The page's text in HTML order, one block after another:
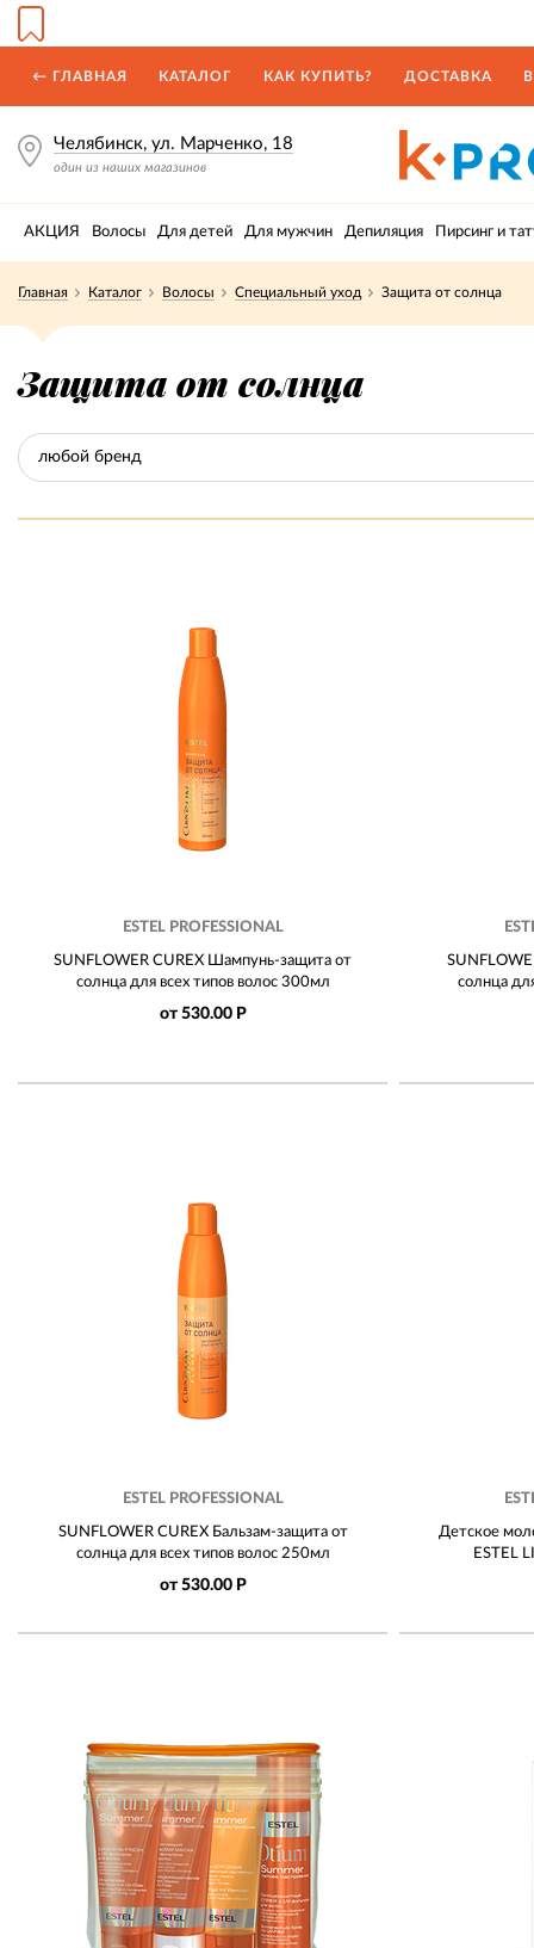
← ГЛАВНАЯ КАТАЛОГ КАК КУПИТЬ? ДОСТАВКА
Челябинск, ул. Марченко, 18
один из наших магазинов
АКЦИЯ Волосы Для детей Для мужчин Депиляция Пирсинг и
Главная Каталог Волосы Специальный уход Защита от солнца
Защита от солнца
любой бренд
ESTEL PROFESSIONAL
SUNFLOWER CUREX Шампунь-защита от
солнца для всех типов волос 300мл
от 530.00 Р
солнца
ESTEL PROFESSIONAL
SUNFLOWER CUREX Бальзам-защита от
солнца для всех типов волос 250мл
от 530.00 Р
Детское
ESTEL